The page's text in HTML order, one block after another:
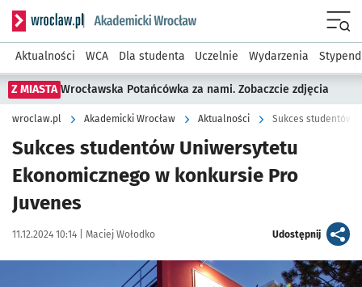
Serwis informacyjny wroclaw.pl podserwis: Akademicki
Aktualności WCA Dla studenta Uczelnie Wydarzenia
Z MIASTA Wrocławska Potańcówka za nami. Zobaczcie zdjęcia
wroclaw.pl Akademicki Wrocław Aktualności Sukces studentów
Sukces studentów Uniwersytetu
Ekonomicznego w konkursie Pro
Juvenes
Data publikacji:
11.12.2024 10:14 | Autor:
Maciej Wołodko Udostępnijartykuł